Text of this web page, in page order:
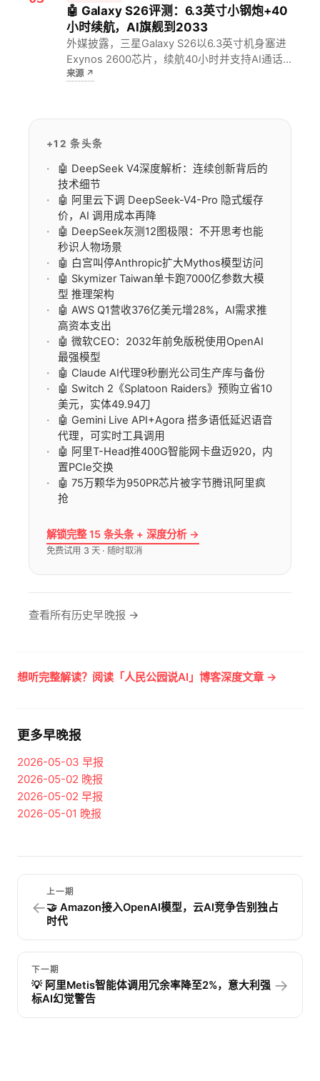
🤖 Galaxy S26评测：6.3英寸小钢炮+40
小时续航，AI旗舰到2033
外媒披露，三星Galaxy S26以6.3英寸机身塞进
Exynos 2600芯片，续航40小时并支持AI通话
拦截，软件更新延续至2033年。对追求紧凑旗
来源↗
+12 条头条
🤖 DeepSeek V4深度解析：连续创新背后的
技术细节
🤖 阿里云下调 DeepSeek-V4-Pro 隐式缓存
价，AI 调用成本再降
🤖 DeepSeek灰测12图极限：不开思考也能
秒识人物场景
🤖 白宫叫停Anthropic扩大Mythos模型访问
🤖 Skymizer Taiwan单卡跑7000亿参数大模
型 推理架构
🤖 AWS Q1营收376亿美元增28%，AI需求推
高资本支出
🤖 微软CEO：2032年前免版税使用OpenAI
最强模型
🤖 Claude AI代理9秒删光公司生产库与备份
🤖 Switch 2《Splatoon Raiders》预购立省10
美元，实体49.94刀
🤖 Gemini Live API+Agora 搭多语低延迟语音
代理，可实时工具调用
🤖 阿里T-Head推400G智能网卡盘迈920，内
置PCIe交换
🤖 75万颗华为950PR芯片被字节腾讯阿里疯
抢
解锁完整 15 条头条 + 深度分析 →
免费试用 3 天 · 随时取消
查看所有历史早晚报 →
想听完整解读？阅读「人民公园说AI」博客深度文章 →
更多早晚报
2026-05-03 早报
2026-05-02 晚报
2026-05-02 早报
2026-05-01 晚报
←
上一期
🤝 Amazon接入OpenAI模型，云AI竞争告别独占
时代
下一期
💡 阿里Metis智能体调用冗余率降至2%，意大利强
标AI幻觉警告
→